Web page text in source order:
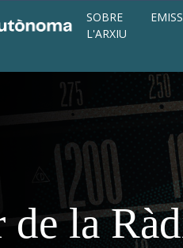
SOBRE
L'ARXIU
la